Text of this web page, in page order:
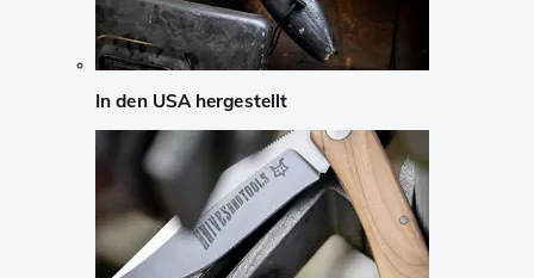
In den USA hergestellt